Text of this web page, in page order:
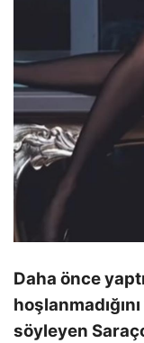
Daha önce
söyleyen